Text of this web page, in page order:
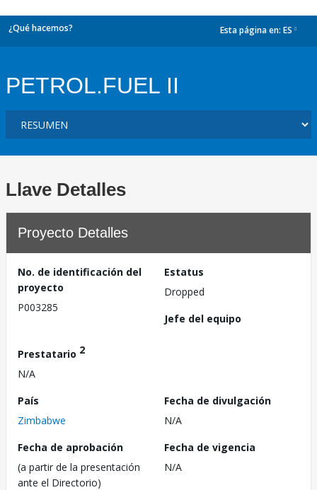
¿Qué hacemos? Esta página en: ES
PETROL.FUEL II
Llave Detalles
Proyecto Detalles
No. de identificación del
proyecto
P003285
Estatus
Dropped
Jefe del equipo
Prestatario 2
N/A
País
Zimbabwe
Fecha de divulgación
N/A
Fecha de aprobación
(a partir de la presentación
ante el Directorio)
Fecha de vigencia
N/A